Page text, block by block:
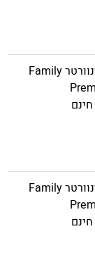
מזגן פמילי פרימיום אינוורטר Family
מזגן פמילי פרימיום אינוורטר Family